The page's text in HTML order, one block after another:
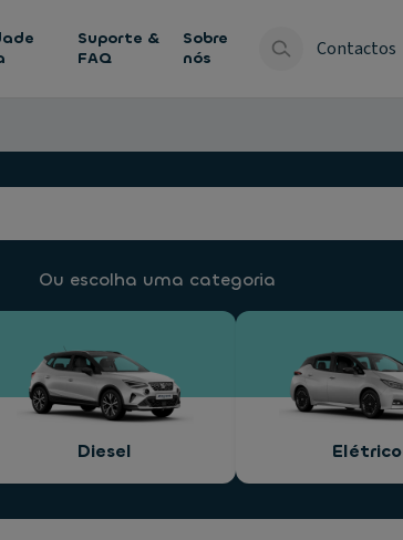
Suporte &
FAQ
Sobre
nós
Contactos
Ou escolha uma categoria
Diesel Elétrico